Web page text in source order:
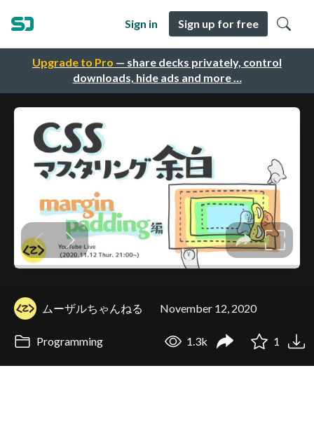
Upgrade to Pro — share decks privately, control
downloads, hide ads and more …
Sign in Sign up for free
ムーザルちゃんねる November 12, 2020
Programming 1.3k 1